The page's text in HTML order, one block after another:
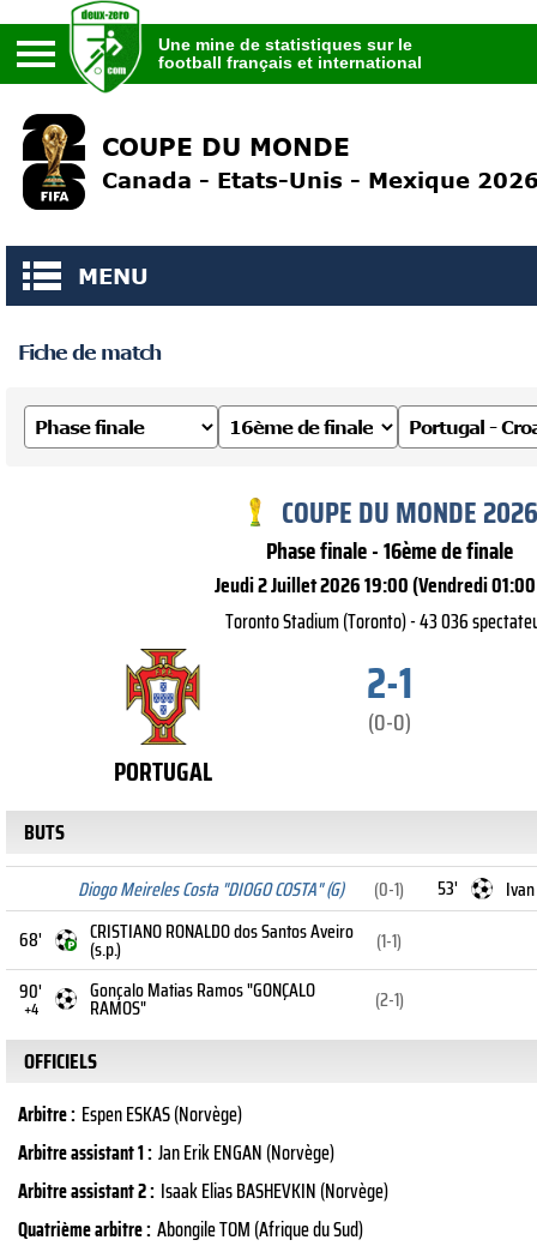
football français et international
Une mine de statistiques sur le
football français et international
COUPE DU MONDE
Canada - Etats-Unis - Mexique
MENU
Fiche de match
COUPE DU MONDE 2026
Phase finale - 16ème de finale
Jeudi 2 Juillet 2026 19:00 (Vendredi
Toronto Stadium (Toronto) - 43 036
2-1
(0-0)
PORTUGAL
BUTS
Diogo Meireles Costa "DIOGO COSTA" (G) (0-1) 53'
68'
CRISTIANO RONALDO dos Santos Aveiro
(s.p.)
(1-1)
90'
+4
Gonçalo Matias Ramos "GONÇALO
RAMOS" (2-1)
OFFICIELS
Arbitre : Espen ESKAS (Norvège)
Arbitre assistant 1 : Jan Erik ENGAN (Norvège)
Arbitre assistant 2 : Isaak Elias BASHEVKIN (Norvège)
Quatrième arbitre : Abongile TOM (Afrique du Sud)